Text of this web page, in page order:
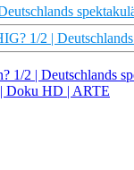
1/2 |
2 | Deutschlands
Doku HD | ARTE